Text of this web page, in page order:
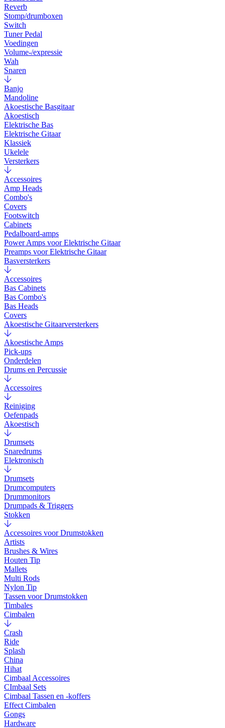
Reverb
Stomp/drumboxen
Switch
Tuner Pedal
Voedingen
Volume-/expressie
Wah
Snaren
Banjo
Mandoline
Akoestische Basgitaar
Akoestisch
Elektrische Bas
Elektrische Gitaar
Klassiek
Ukelele
Versterkers
Accessoires
Amp Heads
Combo's
Covers
Footswitch
Cabinets
Pedalboard-amps
Power Amps voor Elektrische Gitaar
Preamps voor Elektrische Gitaar
Basversterkers
Accessoires
Bas Cabinets
Bas Combo's
Bas Heads
Covers
Akoestische Gitaarversterkers
Akoestische Amps
Pick-ups
Onderdelen
Drums en Percussie
Accessoires
Reiniging
Oefenpads
Akoestisch
Drumsets
Snaredrums
Elektronisch
Drumsets
Drumcomputers
Drummonitors
Drumpads & Triggers
Stokken
Accessoires voor Drumstokken
Artists
Brushes & Wires
Houten Tip
Mallets
Multi Rods
Nylon Tip
Tassen voor Drumstokken
Timbales
Cimbalen
Crash
Ride
Splash
China
Hihat
Cimbaal Accessoires
CImbaal Sets
Cimbaal Tassen en -koffers
Effect Cimbalen
Gongs
Hardware